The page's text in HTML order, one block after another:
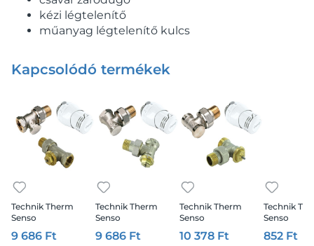
kézi légtelenítő
műanyag légtelenítő kulcs
Kapcsolódó termékek
Technik Therm
Senso
radiátorszelep szett
1/2" egyenes,
9 686 Ft
Technik Therm
Senso
radiátorszelep szett
1/2" sarok,
9 686 Ft
Technik Therm
Senso
radiátorszelep szett
1/2" sarok,
10 378 Ft
Technik
Senso
csatlakozó
852 Ft